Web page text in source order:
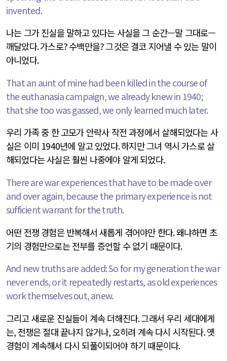
invented.
나는 그가 진실을 말하고 있다는 사실을 그 순간—말 그대로—
깨달았다.가스로?수백만을?그것은 결코 지어낼 수 있는 말이
아니었다.
That an aunt of mine had been killed in the course of
the euthanasia campaign, we already knew in 1940;
that she too was gassed, we only learned much later.
우리 가족 중 한 고모가 안락사 작전 과정에서 살해되었다는 사
실은 이미 1940년에 알고 있었다.하지만 그녀 역시 가스로 살
해되었다는 사실은 훨씬 나중에야 알게 되었다.
There are war experiences that have to be made over
and over again, because the primary experience is not
sufficient warrant for the truth.
어떤 전쟁 경험은 반복해서 새롭게 겪어야만 한다.왜냐하면 초
기의 경험만으로는 전부를 증언할 수 없기 때문이다.
And new truths are added: So for my generation the war
never ends, or it repeatedly restarts, as old experiences
work themselves out, anew.
그리고 새로운 진실들이 계속 더해진다.그래서 우리 세대에게
는, 전쟁은 절대 끝나지 않거나,오히려 계속 다시 시작된다.옛
경험이 계속해서 다시 되풀이되어야 하기 때문이다.